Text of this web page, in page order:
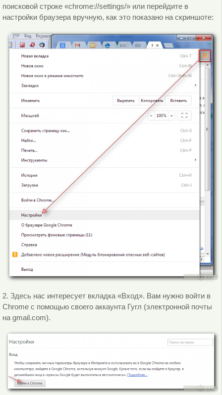
поисковой строке «chrome://settings/» или перейдите в
настройки браузера вручную, как это показано на скриншоте:
2. Здесь нас интересует вкладка «Вход». Вам нужно войти в
Chrome с помощью своего аккаунта Гугл (электронной почты
на gmail.com).